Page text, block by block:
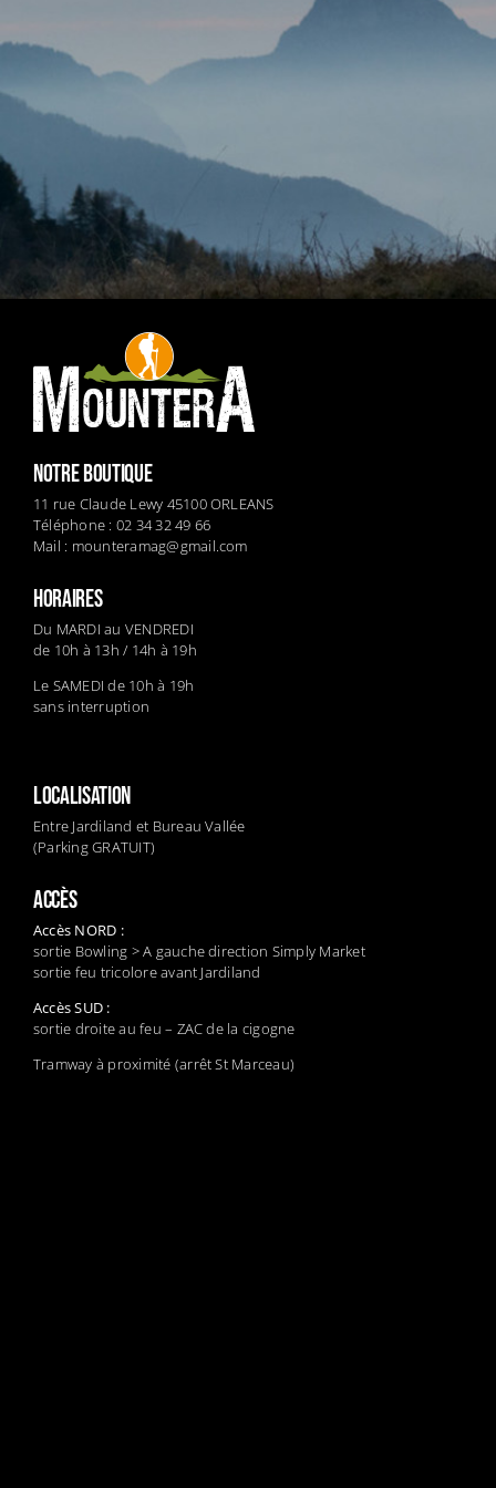
NOTRE BOUTIQUE
11 rue Claude Lewy 45100 ORLEANS
Téléphone : 02 34 32 49 66
Mail : mounteramag@gmail.com
HORAIRES
Du MARDI au VENDREDI
de 10h à 13h / 14h à 19h
Le SAMEDI de 10h à 19h
sans interruption
LOCALISATION
Entre Jardiland et Bureau Vallée
(Parking GRATUIT)
ACCÈS
Accès NORD :
sortie Bowling > A gauche direction Simply Market
sortie feu tricolore avant Jardiland
Accès SUD :
sortie droite au feu – ZAC de la cigogne
Tramway à proximité (arrêt St Marceau)